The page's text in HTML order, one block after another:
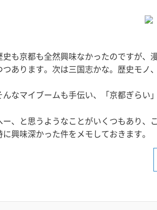
史も京都も全然興味なかったのですが、
つあります。次は三国志かな。歴史モノ
んなマイブームも手伝い、「京都ぎらい
ー、と思うようなことがいくつもあり、
に興味深かった件をメモしておきます。